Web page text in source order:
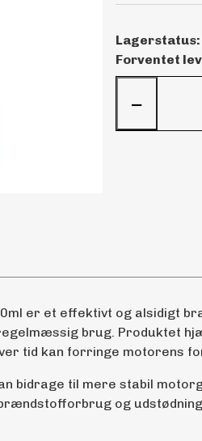
Lagerstatus:
Forventet
−
er et effektivt og alsidigt
brug. Produktet
tid kan forringe motorens
bidrage til mere stabil
og